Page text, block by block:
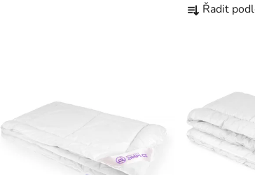
a
p
r
o
Řadit